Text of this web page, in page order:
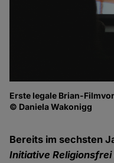
Erste legale Brian-
© Daniela Wakonigg
Bereits im sechsten
Initiative Religionsfrei